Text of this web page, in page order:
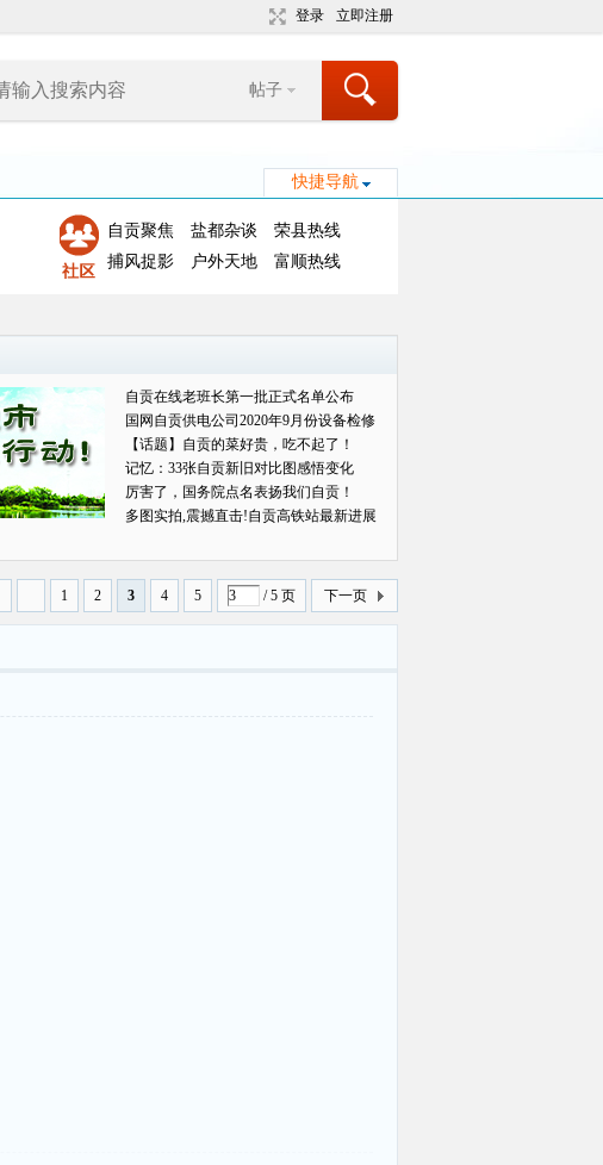
登录 立即注册
帖子
快捷导航
自贡聚焦 盐都杂谈
荣县热线
捕风捉影
户外天地 富顺热线
自贡在线老班长第一批正式名单公布
国网自贡供电公司2020年9月份设备检修
对外
【话题】自贡的菜好贵，吃不起了！
记忆：33张自贡新旧对比图感悟变化
厉害了，国务院点名表扬我们自贡！
多图实拍,震撼直击!自贡高铁站最新进展
1 2 3 4 5 / 5 页 下一页